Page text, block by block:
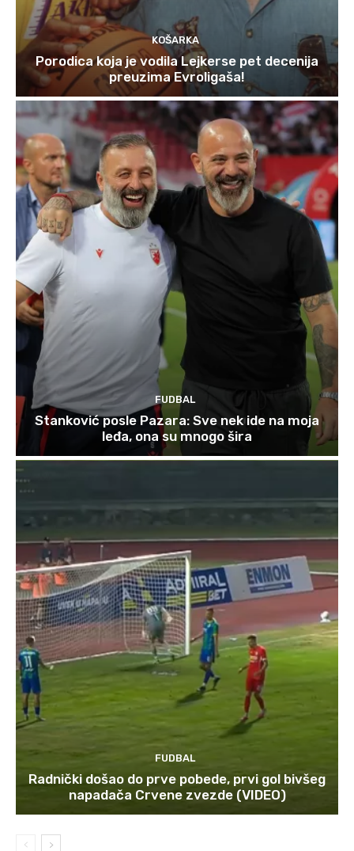
KOŠARKA
Porodica koja je vodila Lejkerse pet decenija
preuzima Evroligaša!
FUDBAL
Stanković posle Pazara: Sve nek ide na moja
leđa, ona su mnogo šira
FUDBAL
Radnički došao do prve pobede, prvi gol bivšeg
napadača Crvene zvezde (VIDEO)